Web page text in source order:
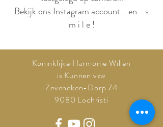
Bekijk ons Instagram account... en s
m i l e !
Koninklijke Harmonie Willen
is Kunnen vzw
Zeveneken-Dorp 74
9080 Lochristi